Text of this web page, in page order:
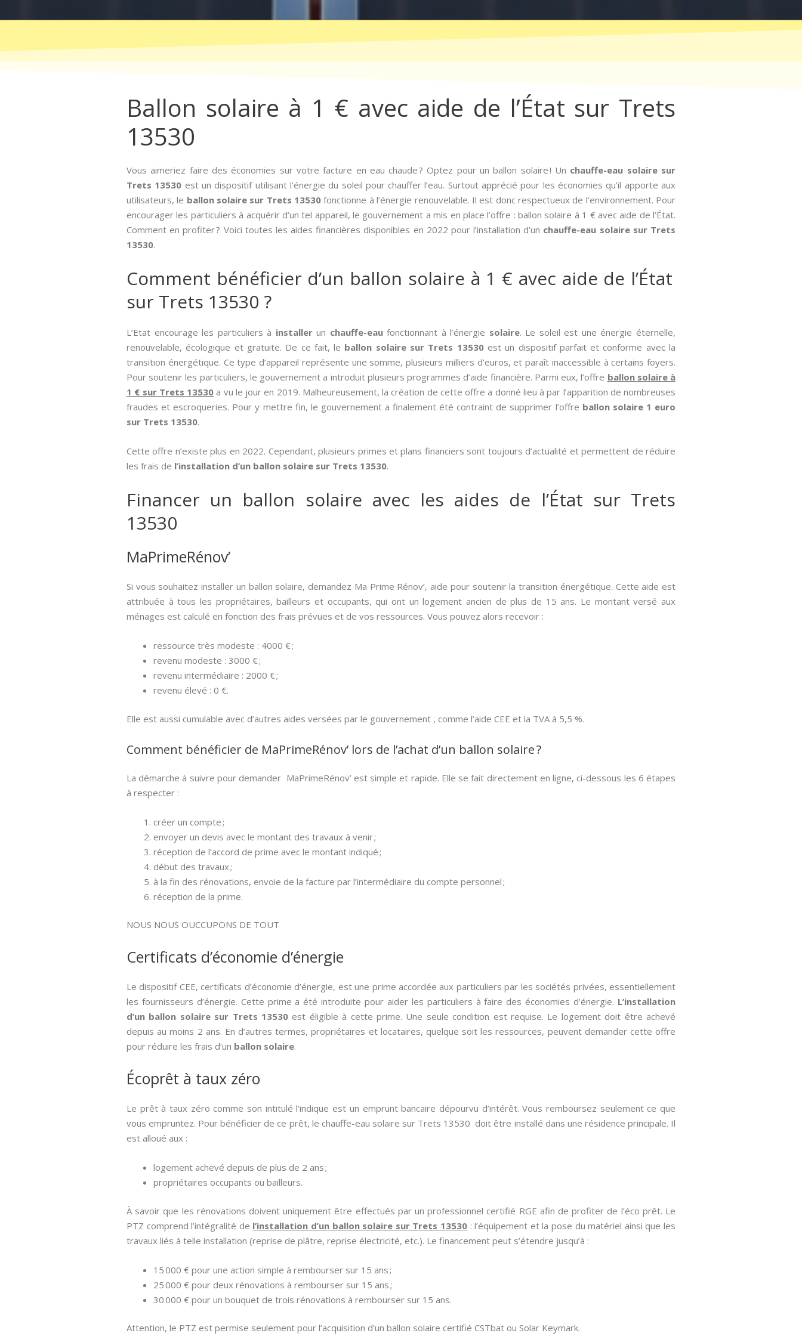
Ballon solaire à 1 € avec aide de l’État sur Trets
13530
Vous aimeriez faire des économies sur votre facture en eau chaude ? Optez pour un ballon solaire ! Un chauffe-eau solaire sur
Trets 13530 est un dispositif utilisant l’énergie du soleil pour chauffer l’eau. Surtout apprécié pour les économies qu’il apporte aux
utilisateurs, le ballon solaire sur Trets 13530fonctionne à l’énergie renouvelable. Il est donc respectueux de l’environnement. Pour
encourager les particuliers à acquérir d’un tel appareil, le gouvernement a mis en place l’offre : ballon solaire à 1 € avec aide de l’État.
Comment en profiter ? Voici toutes les aides financières disponibles en 2022 pour l’installation d’un chauffe-eau solaire sur Trets
13530.
Comment bénéficier d’un ballon solaire à 1 € avec aide de l’État
sur Trets 13530 ?
L’Etat encourage les particuliers à installerun chauffe-eaufonctionnant à l’énergie solaire. Le soleil est une énergie éternelle,
renouvelable, écologique et gratuite. De ce fait, le ballon solaire sur Trets 13530est un dispositif parfait et conforme avec la
transition énergétique. Ce type d’appareil représente une somme, plusieurs milliers d’euros, et paraît inaccessible à certains foyers.
Pour soutenir les particuliers, le gouvernement a introduit plusieurs programmes d’aide financière. Parmi eux, l’offre ballon solaire à
1 € sur Trets 13530 a vu le jour en 2019. Malheureusement, la création de cette offre a donné lieu à par l’apparition de nombreuses
fraudes et escroqueries. Pour y mettre fin, le gouvernement a finalement été contraint de supprimer l’offre ballon solaire 1 euro
sur Trets 13530.
Cette offre n’existe plus en 2022. Cependant, plusieurs primes et plans financiers sont toujours d’actualité et permettent de réduire
les frais de l’installation d’un ballon solaire sur Trets 13530.
Financer un ballon solaire avec les aides de l’État sur Trets
13530
MaPrimeRénov’
Si vous souhaitez installer un ballon solaire, demandez Ma Prime Rénov’, aide pour soutenir la transition énergétique. Cette aide est
attribuée à tous les propriétaires, bailleurs et occupants, qui ont un logement ancien de plus de 15 ans. Le montant versé aux
ménages est calculé en fonction des frais prévues et de vos ressources. Vous pouvez alors recevoir :
ressource très modeste : 4000 € ;
revenu modeste : 3000 € ;
revenu intermédiaire : 2000 € ;
revenu élevé : 0 €.
Elle est aussi cumulable avec d’autres aides versées par le gouvernement , comme l’aide CEE et la TVA à 5,5 %.
Comment bénéficier de MaPrimeRénov’ lors de l’achat d’un ballon solaire ?
La démarche à suivre pour demander MaPrimeRénov’ est simple et rapide. Elle se fait directement en ligne, ci-dessous les 6 étapes
à respecter :
créer un compte ;
envoyer un devis avec le montant des travaux à venir ;
réception de l’accord de prime avec le montant indiqué ;
début des travaux ;
à la fin des rénovations, envoie de la facture par l’intermédiaire du compte personnel ;
réception de la prime.
NOUS NOUS OUCCUPONS DE TOUT
Certificats d’économie d’énergie
Le dispositif CEE, certificats d’économie d’énergie, est une prime accordée aux particuliers par les sociétés privées, essentiellement
les fournisseurs d’énergie. Cette prime a été introduite pour aider les particuliers à faire des économies d’énergie. L’installation
d’un ballon solaire sur Trets 13530 est éligible à cette prime. Une seule condition est requise. Le logement doit être achevé
depuis au moins 2 ans. En d’autres termes, propriétaires et locataires, quelque soit les ressources, peuvent demander cette offre
pour réduire les frais d’un ballon solaire.
Écoprêt à taux zéro
Le prêt à taux zéro comme son intitulé l’indique est un emprunt bancaire dépourvu d’intérêt. Vous remboursez seulement ce que
vous empruntez. Pour bénéficier de ce prêt, le chauffe-eau solaire sur Trets 13530 doit être installé dans une résidence principale. Il
est alloué aux :
logement achevé depuis de plus de 2 ans ;
propriétaires occupants ou bailleurs.
À savoir que les rénovations doivent uniquement être effectués par un professionnel certifié RGE afin de profiter de l’éco prêt. Le
PTZ comprend l’intégralité de l’installation d’un ballon solaire sur Trets 13530 : l’équipement et la pose du matériel ainsi que les
travaux liés à telle installation (reprise de plâtre, reprise électricité, etc.). Le financement peut s’étendre jusqu’à :
15 000 € pour une action simple à rembourser sur 15 ans ;
25 000 € pour deux rénovations à rembourser sur 15 ans ;
30 000 € pour un bouquet de trois rénovations à rembourser sur 15 ans.
Attention, le PTZ est permise seulement pour l’acquisition d’un ballon solaire certifié CSTbat ou Solar Keymark.